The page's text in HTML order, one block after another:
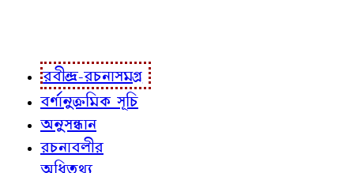
রবীন্দ্র-রচনাসমগ্র
বর্ণানুক্রমিক সূচি
অনুসন্ধান
রচনাবলীর
অধিতথ্য